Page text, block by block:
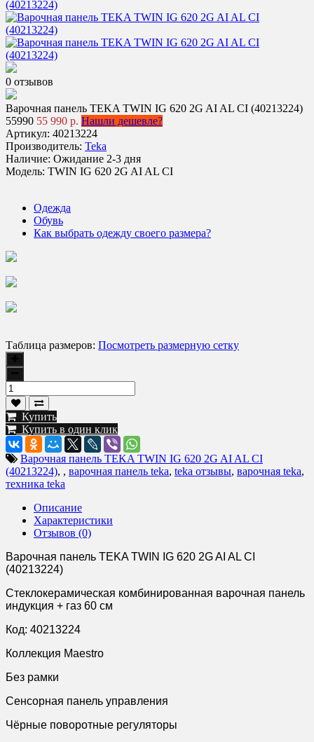
0 отзывов
Варочная панель TEKA TWIN IG 620 2G AI AL CI (40213224)
55990 55 990 р. Нашли дешевле?
Артикул: 40213224
Производитель: Teka
Наличие: Ожидание 2-3 дня
Модель: TWIN IG 620 2G AI AL CI
Одежда
Обувь
Как выбрать одежду своего размера?
Таблица размеров: Посмотреть размерную сетку
Купить
Купить в один клик
Варочная панель TEKA TWIN IG 620 2G AI AL CI
(40213224), , варочная панель teka, teka отзывы, варочная teka,
техника teka
Описание
Характеристики
Отзывов (0)
Варочная панель TEKA TWIN IG 620 2G AI AL CI
(40213224)
Стеклокерамическая комбинированная варочная панель
индукция + газ 60 см
Код: 40213224
Коллекция Maestro
Без рамки
Сенсорная панель управления
Чёрные поворотные регуляторы